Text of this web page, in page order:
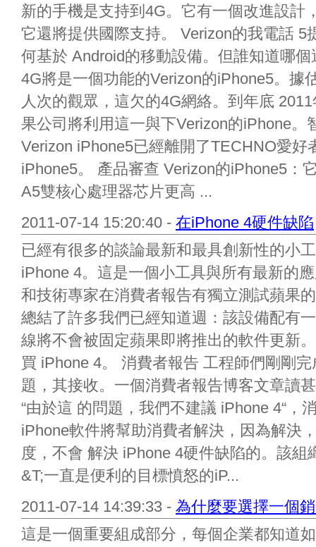
新的手機是支持到4G。它有一個改進設計
它還將提供國際支持。 Verizon的我電話 5
何基於 Android的移動設備。但誰知道哪
4G將是一個功能的Verizon的iPhone5。據
人次的觀眾，這欠的4G網絡。到年底
果公司將利用這一與下Verizon的iPhone。
Verizon iPhone5已經離開了TECHNO愛好
iPhone5。 產品審查 Verizon的iPhone5：
A5雙核心處理器芯片更高 ...
2011-07-14 15:20:40 - 在iPhone 4硬件缺陷
已經有很多的談論最新和最具創新性的小
iPhone 4。這是一個小工具與所有最新的
和技術專家在消費者報告有獨立測試蘋果
總結了許多我們已經知道週：該設備配有
線將不會被固定蘋果即將推出的軟件更新
買 iPhone 4。 消費者報告 工程師們剛剛
題，其接收。一個消費者報告博客文章讀
“由於這 的問題，我們不建議 iPhone 4“，
iPhone軟件將幫助消費者解決，因為解決
度，不會 解決 iPhone 4硬件缺陷的。該組
&T;一直是便利的目標憤怒的iP...
2011-07-14 14:39:33 - 為什麼要選擇一個
這是一個重要組成部分，每個企業都知道